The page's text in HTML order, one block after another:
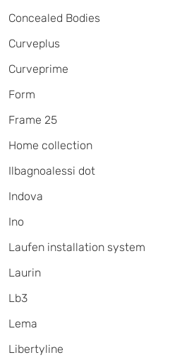
Concealed Bodies
Curveplus
Curveprime
Form
Frame 25
Home collection
Ilbagnoalessi dot
Indova
Ino
Laufen installation system
Laurin
Lb3
Lema
Libertyline